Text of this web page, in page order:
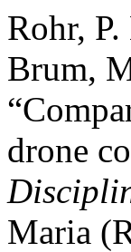
Rohr,
Brum,
drone
Maria